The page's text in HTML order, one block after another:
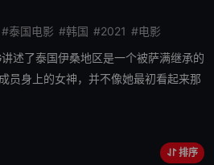
#泰国电影 #韩国 #2021 #电影
述了泰国伊桑地区是一个被萨满继承的
员身上的女神，并不像她最初看起来那
排序